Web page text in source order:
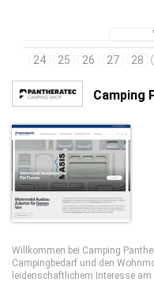
24
25 26 27 28
Camping
Willkommen bei Camping
Campingbedarf und den
leidenschaftlichem Interesse